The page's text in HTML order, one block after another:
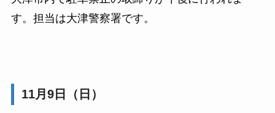
す。担当は大津警察署です。
11月9日（日）